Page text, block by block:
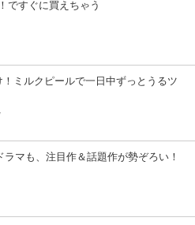
ですぐに買えちゃう
ミルクピールで一日中ずっとうるツ
ラマも、注目作＆話題作が勢ぞろい！